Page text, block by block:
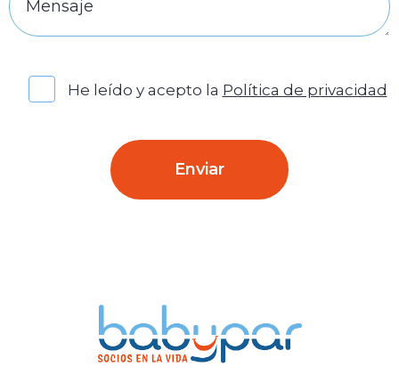
He leído y acepto la Política de privacidad